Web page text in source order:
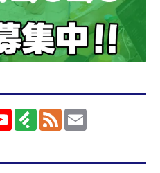
Y
o
u
F
e
l
F
e
l